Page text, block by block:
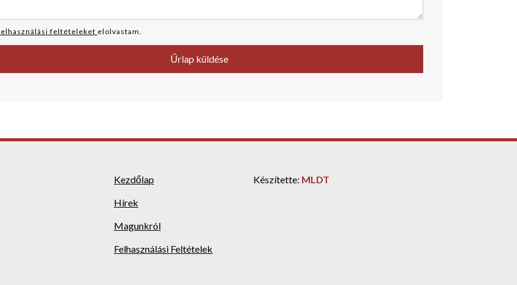
feltételeket elolvastam.
Kezdőlap
Hírek
Magunkról
Felhasználási Feltételek
Készítette: MLDT